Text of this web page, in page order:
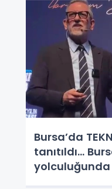
Bursa’da
tanıtıldı...